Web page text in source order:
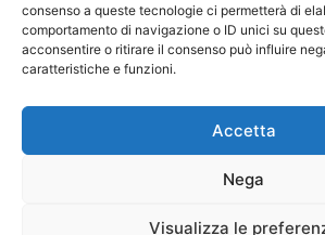
consenso a queste tecnologie ci permetterà di
comportamento di navigazione o ID unici su
acconsentire o ritirare il consenso può influire
caratteristiche e funzioni.
Accetta
Nega
Visualizza le
Tutte le Marche e Designer